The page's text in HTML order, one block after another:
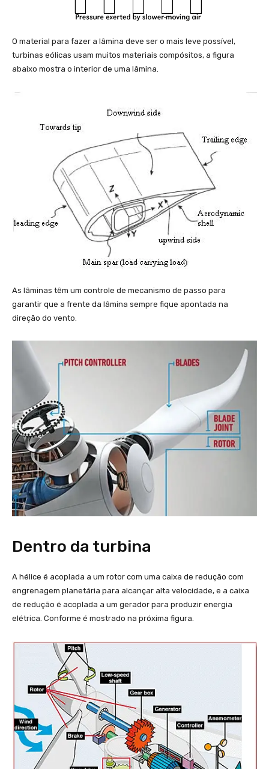
O material para fazer a lâmina deve ser o mais leve possível,
turbinas eólicas usam muitos materiais compósitos, a figura
abaixo mostra o interior de uma lâmina.
As lâminas têm um controle de mecanismo de passo para
garantir que a frente da lâmina sempre fique apontada na
direção do vento.
Dentro da turbina
A hélice é acoplada a um rotor com uma caixa de redução com
engrenagem planetária para alcançar alta velocidade, e a caixa
de redução é acoplada a um gerador para produzir energia
elétrica. Conforme é mostrado na próxima figura.